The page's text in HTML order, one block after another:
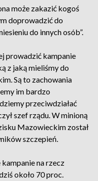
może zakazić kogoś
doprowadzić do
do innych osób”.
prowadzić kampanie
z jaką mieliśmy do
Są to zachowania
im bardzo
przeciwdziałać
szef rządu. W minioną
Mazowieckim został
szczepień.
na rzecz
około 70 proc.